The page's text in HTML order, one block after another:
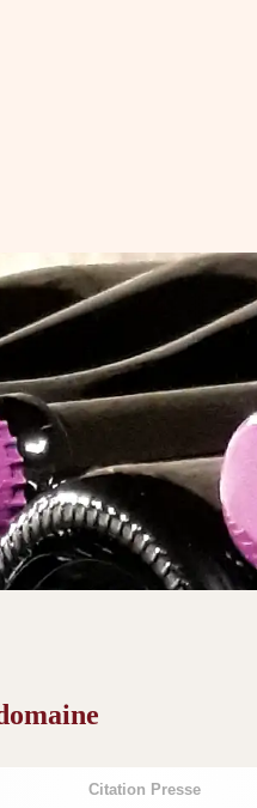
Citation Presse